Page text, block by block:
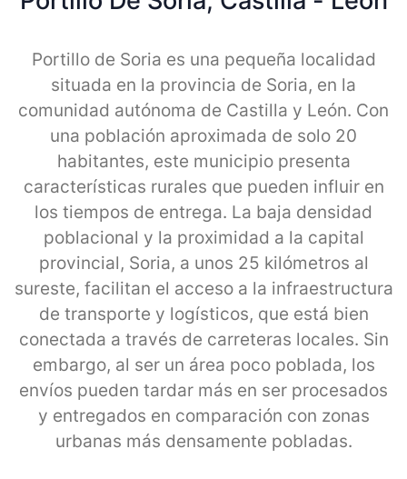
Portillo de Soria es una pequeña localidad
situada en la provincia de Soria, en la
comunidad autónoma de Castilla y León. Con
una población aproximada de solo 20
habitantes, este municipio presenta
características rurales que pueden influir en
los tiempos de entrega. La baja densidad
poblacional y la proximidad a la capital
provincial, Soria, a unos 25 kilómetros al
sureste, facilitan el acceso a la infraestructura
de transporte y logísticos, que está bien
conectada a través de carreteras locales. Sin
embargo, al ser un área poco poblada, los
envíos pueden tardar más en ser procesados
y entregados en comparación con zonas
urbanas más densamente pobladas.